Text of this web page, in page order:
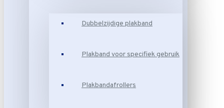
Dubbelzijdige plakband
Plakband voor specifiek gebruik
Plakbandafrollers